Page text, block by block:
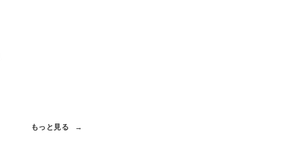
もっと見る